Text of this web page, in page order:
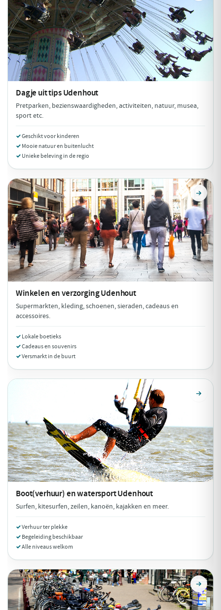
Dagje uit tipsUdenhout
Pretparken, bezienswaardigheden, activiteiten, natuur, musea,
sport etc.
Geschikt voor kinderen
Mooie natuur en buitenlucht
Unieke beleving in de regio
Winkelen en verzorgingUdenhout
Supermarkten, kleding, schoenen, sieraden, cadeaus en
accessoires.
Lokale boetieks
Cadeaus en souvenirs
Versmarkt in de buurt
Boot(verhuur) en watersportUdenhout
Surfen, kitesurfen, zeilen, kanoën, kajakken en meer.
Verhuur ter plekke
Begeleiding beschikbaar
Alle niveaus welkom